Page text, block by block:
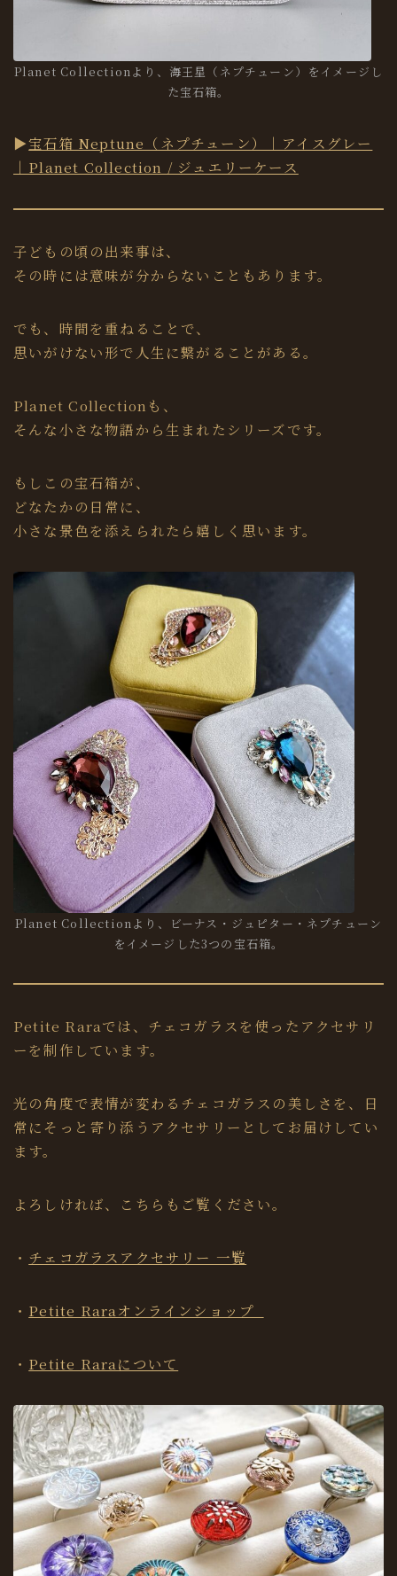
Planet Collectionより、海王星（ネプチューン）をイメージし
た宝石箱。
▶︎宝石箱 Neptune（ネプチューン）｜アイスグレー
｜Planet Collection / ジュエリーケース
子どもの頃の出来事は、
その時には意味が分からないこともあります。
でも、時間を重ねることで、
思いがけない形で人生に繋がることがある。
Planet Collectionも、
そんな小さな物語から生まれたシリーズです。
もしこの宝石箱が、
どなたかの日常に、
小さな景色を添えられたら嬉しく思います。
Planet Collectionより、ビーナス・ジュピター・ネプチューン
をイメージした3つの宝石箱。
Petite Raraでは、チェコガラスを使ったアクセサリ
ーを制作しています。
光の角度で表情が変わるチェコガラスの美しさを、日
常にそっと寄り添うアクセサリーとしてお届けしてい
ます。
よろしければ、こちらもご覧ください。
・ チェコガラスアクセサリー 一覧
・ Petite Raraオンラインショップ
・ Petite Raraについて